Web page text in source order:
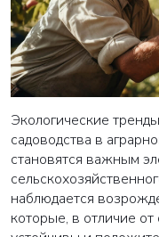
Экологические
садоводства в
становятся важным
наблюдается
которые, в отличие от